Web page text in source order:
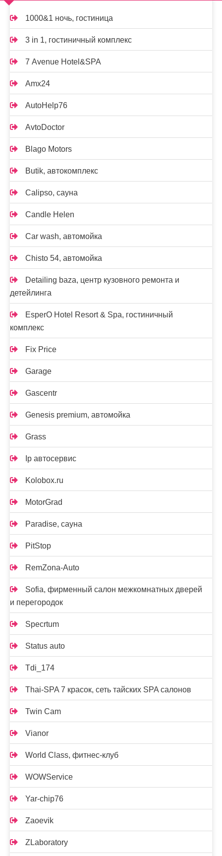
1000&1 ночь, гостиница
3 in 1, гостиничный комплекс
7 Avenue Hotel&SPA
Amx24
AutoHelp76
AvtoDoctor
Blago Motors
Butik, автокомплекс
Calipso, сауна
Candle Helen
Car wash, автомойка
Chisto 54, автомойка
Detailing baza, центр кузовного ремонта и
детейлинга
EsperO Hotel Resort & Spa, гостиничный
комплекс
Fix Price
Garage
Gascentr
Genesis premium, автомойка
Grass
Ip автосервис
Kolobox.ru
MotorGrad
Paradise, сауна
PitStop
RemZona-Auto
Sofia, фирменный салон межкомнатных дверей
и перегородок
Specrtum
Status auto
Tdi_174
Thai-SPA 7 красок, сеть тайских SPA салонов
Twin Cam
Vianor
World Class, фитнес-клуб
WOWService
Yar-chip76
Zaoevik
ZLaboratory